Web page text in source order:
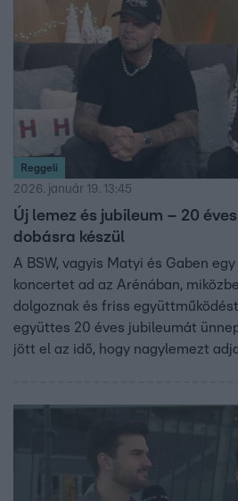
Reggeli
2026. január 19. 13:45
Új lemez és jubileum – 20
dobásra készül
A BSW, vagyis Matyi és Gaben
koncertet ad az Arénában,
dolgoznak és friss
együttes 20 éves jubileumát
jött el az idő, hogy nagylemezt